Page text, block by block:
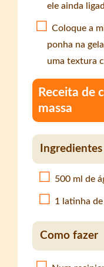
ele ainda
Coloque a
ponha na
uma textura
Receita de
massa
Ingredientes
500 ml de
1 latinha
Como fazer